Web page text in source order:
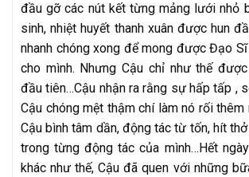
đầu gỡ các nút kết từng mảng lưới nhỏ
sinh, nhiệt huyết thanh xuân được hun
nhanh chóng xong để mong được Đạo
cho mình. Nhưng Cậu chỉ như thế
đầu tiên…Cậu nhận ra rằng sự hấp tấp ,
Cậu chóng mệt thậm chí làm nó rối
Cậu bình tâm dần, động tác từ tốn, hít
trong từng động tác của mình…Hết
khác như thế, Cậu đã quen với những